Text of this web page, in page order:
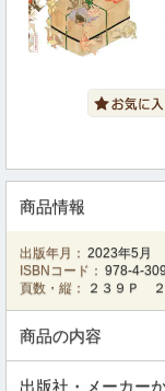
商品情報
出版年月： 2023年5月
ISBNコード： 978-4-
頁数・縦：
２３９Ｐ
商品の内容
出版社・メーカー